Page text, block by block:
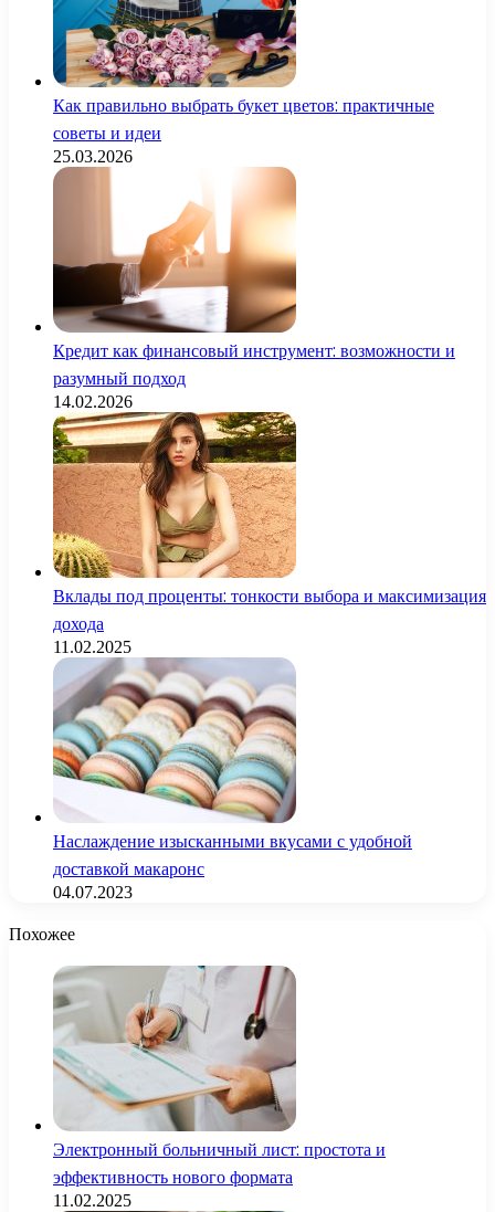
Как правильно выбрать букет цветов: практичные
советы и идеи
25.03.2026
Кредит как финансовый инструмент: возможности и
разумный подход
14.02.2026
Вклады под проценты: тонкости выбора и максимизация
дохода
11.02.2025
Наслаждение изысканными вкусами с удобной
доставкой макаронс
04.07.2023
Похожее
Электронный больничный лист: простота и
эффективность нового формата
11.02.2025